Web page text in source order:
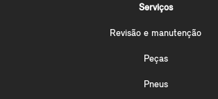
Serviços
Revisão e manutenção
Peças
Pneus